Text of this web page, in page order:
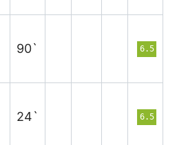
90` 6.5
24` 6.5